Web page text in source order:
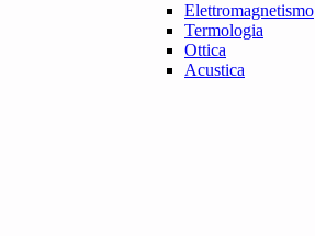
Elettromagnetismo
Termologia
Ottica
Acustica